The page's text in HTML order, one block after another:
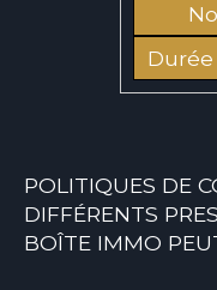
POLITIQUES DE
DIFFÉRENTS
BOÎTE IMMO